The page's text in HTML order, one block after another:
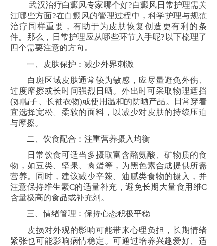
武汉治疗白癜风专家哪个好?白癜风日常护理需关
注哪些方面?在白癜风的管理过程中，科学护理与规范
治疗同样重要，有助于为皮肤恢复创造更有利的条
件。那么，日常护理应从哪些环节入手呢?以下梳理了
四个需要注意的方向。
一、皮肤保护：减少外界刺激
白斑区域皮肤通常较为敏感，应尽量避免外伤、
过度摩擦或长时间强烈日晒。外出时可采取物理遮挡
(如帽子、长袖衣物)或使用温和的防晒产品。日常穿着
宜选择宽松、柔软的面料，以减少对皮肤的持续压迫
与摩擦。
二、饮食配合：注重营养摄入均衡
日常饮食可适当多摄取富含酪氨酸、矿物质的食
物，如豆类、坚果、禽蛋等，为黑色素合成提供所需
营养。同时，建议减少辛辣、油腻类食物的摄入，并
注意保持维生素C的适量补充，避免长期大量食用维C
含量极高的食品或补充剂。
三、情绪管理：保持心态积极平稳
皮损对外观的影响可能带来心理负担，长期情绪
紧张也可能影响病情稳定。可通过培养兴趣爱好、适